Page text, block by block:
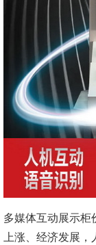
多媒体互动展示柜
上涨、经济发展